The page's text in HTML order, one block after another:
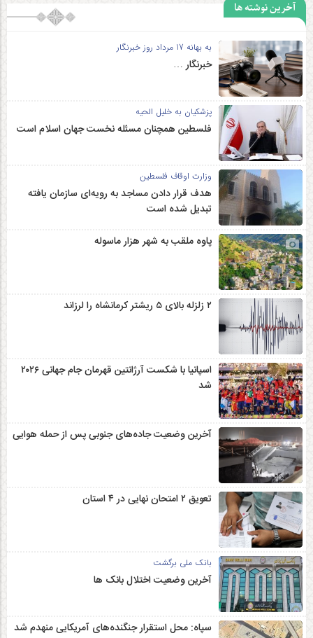
آخرین نوشته ها
به بهانه 17 مرداد روز خبرنگار
خبرنگار …
پزشکیان به خلیل الحیه
فلسطین همچنان مسئله نخست جهان اسلام است
وزارت اوقاف فلسطین
هدف قرار دادن مساجد به رویه‌ای سازمان‌ یافته
تبدیل شده است
پاوه ملقب به شهر هزار ماسوله
۲ زلزله‌ بالای ۵ ریشتر کرمانشاه را لرزاند
اسپانیا با شکست آرژانتین قهرمان جام جهانی ۲۰۲۶
شد
آخرین وضعیت جاده‌های جنوبی پس از حمله هوایی
تعویق ۲ امتحان نهایی در ۴ استان
بانک ملی برگشت
آخرین وضعیت اختلال بانک ها
سپاه: محل استقرار جنگنده‌های آمریکایی منهدم شد